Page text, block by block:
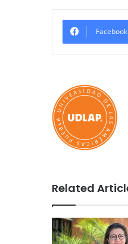
Facebook
Related